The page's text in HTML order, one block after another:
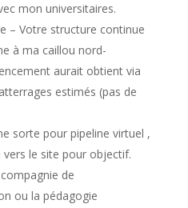
mon universitaires.
– Votre structure continue
à ma caillou nord-
aurait obtient via
estimés (pas de
sorte pour pipeline virtuel ,
le site pour objectif.
de
ou la pédagogie